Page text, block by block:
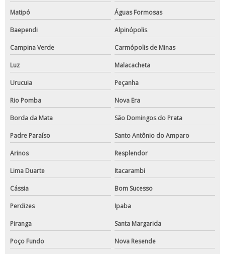
Matipó Águas Formosas
Baependi Alpinópolis
Campina Verde Carmópolis de Minas
Luz Malacacheta
Urucuia Peçanha
Rio Pomba Nova Era
Borda da Mata São Domingos do Prata
Padre Paraíso Santo Antônio do Amparo
Arinos Resplendor
Lima Duarte Itacarambi
Cássia Bom Sucesso
Perdizes Ipaba
Piranga Santa Margarida
Poço Fundo Nova Resende